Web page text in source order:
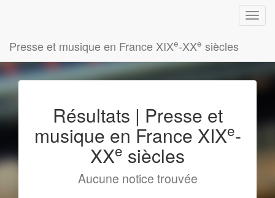
Presse et musique en France XIXe-XXe siècles
Résultats | Presse et
musique en France XIXe-
XXe siècles
Aucune notice trouvée